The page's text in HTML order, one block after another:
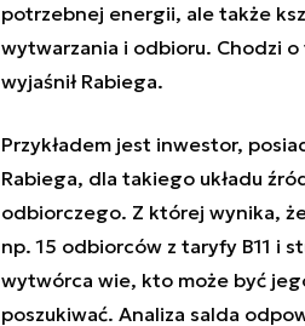
potrzebnej energii, ale także
wytwarzania i odbioru. Chodzi
wyjaśnił Rabiega.
Przykładem jest inwestor,
Rabiega, dla takiego układu
odbiorczego. Z której wynika,
np. 15 odbiorców z taryfy B11 i
wytwórca wie, kto może być
poszukiwać. Analiza salda